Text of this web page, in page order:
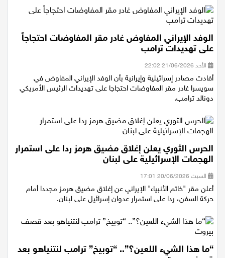
الوفد الإيراني المفاوض غادر مقر المفاوضات احتجاجاً
على تهديدات ترامب
الأحد 21/06/2026 22:02
أفادت مصادر إسرائيلية وإيرانية بأن الوفد الإيراني المفاوض في
سويسرا غادر مقر المفاوضات احتجاجا على تهديدات الرئيس الأمريكي
الحرس الثوري يعلن إغلاق مضيق هرمز ردا على استمرار
الهجمات الإسرائيلية على لبنان
السبت 20/06/2026 17:01
أعلن مقر "خاتم الأنبياء" الإيراني عن إغلاق مضيق هرمز مجددا أمام